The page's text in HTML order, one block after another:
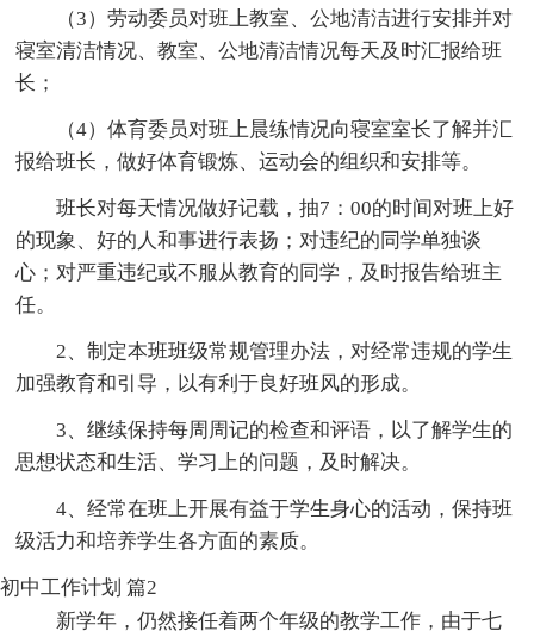
（3）劳动委员对班上教室、公地清洁进行安排并对
寝室清洁情况、教室、公地清洁情况每天及时汇报给班
长；
（4）体育委员对班上晨练情况向寝室室长了解并汇
报给班长，做好体育锻炼、运动会的组织和安排等。
班长对每天情况做好记载，抽7：00的时间对班上好
的现象、好的人和事进行表扬；对违纪的同学单独谈
心；对严重违纪或不服从教育的同学，及时报告给班主
任。
2、制定本班班级常规管理办法，对经常违规的学生
加强教育和引导，以有利于良好班风的形成。
3、继续保持每周周记的检查和评语，以了解学生的
思想状态和生活、学习上的问题，及时解决。
4、经常在班上开展有益于学生身心的活动，保持班
级活力和培养学生各方面的素质。
初中工作计划 篇2
新学年，仍然接任着两个年级的教学工作，由于七